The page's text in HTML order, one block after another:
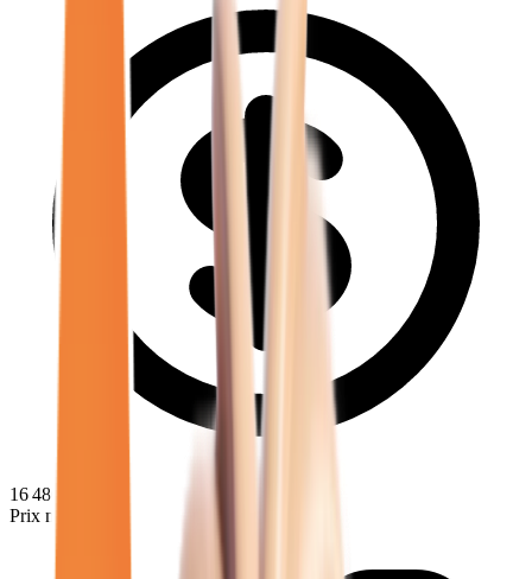
16 480
Prix minimum